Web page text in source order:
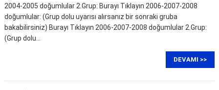
2004-2005 doğumlular 2.Grup: Burayı Tıklayın 2006-2007-2008
doğumlular: (Grup dolu uyarısı alırsanız bir sonraki gruba
bakabilirsiniz) Burayı Tıklayın 2006-2007-2008 doğumlular 2.Grup:
(Grup dolu…
DEVAMI >>